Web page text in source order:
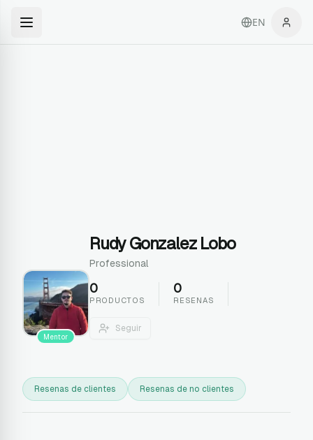
EN
Mentor
Rudy Gonzalez Lobo
Professional
0
PRODUCTOS
0
RESENAS
Seguir
Resenas de clientes Resenas de no clientes